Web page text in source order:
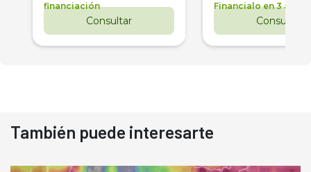
financiación
Consultar
Financialo en 3 años
Consultar
También puede interesarte